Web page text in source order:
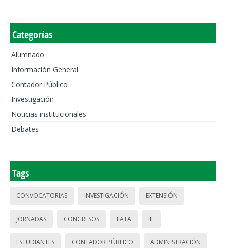
Categorías
Alumnado
Información General
Contador Público
Investigación
Noticias institucionales
Debates
Tags
CONVOCATORIAS INVESTIGACIÓN EXTENSIÓN
JORNADAS CONGRESOS IIATA IIE
ESTUDIANTES CONTADOR PÚBLICO ADMINISTRACIÓN